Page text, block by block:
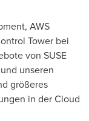
AWS
Tower bei
von SUSE
unseren
größeres
in der Cloud